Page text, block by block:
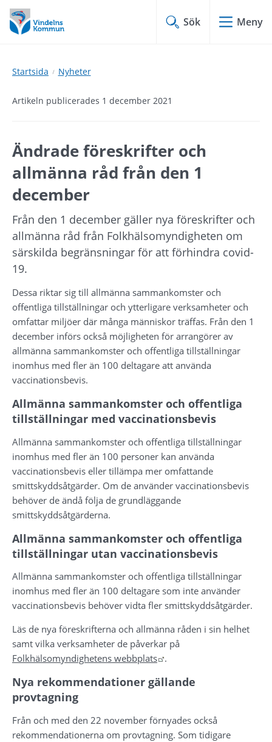
Hoppa
till
innehåll
Hoppa
till
undermeny
Sök Meny
Startsida Nyheter
Artikeln publicerades 1 december 2021
Ändrade föreskrifter och
allmänna råd från den 1
december
Från den 1 december gäller nya föreskrifter och
allmänna råd från Folkhälsomyndigheten om
särskilda begränsningar för att förhindra covid-
19.
Dessa riktar sig till allmänna sammankomster och
offentliga tillställningar och ytterligare verksamheter och
omfattar miljöer där många människor träffas. Från den 1
december införs också möjligheten för arrangörer av
allmänna sammankomster och offentliga tillställningar
inomhus med fler än 100 deltagare att använda
vaccinationsbevis.
Allmänna sammankomster och offentliga
tillställningar med vaccinationsbevis
Allmänna sammankomster och offentliga tillställningar
inomhus med fler än 100 personer kan använda
vaccinationsbevis eller tillämpa mer omfattande
smittskyddsåtgärder. Om de använder vaccinationsbevis
behöver de ändå följa de grundläggande
smittskyddsåtgärderna.
Allmänna sammankomster och offentliga
tillställningar utan vaccinationsbevis
Allmänna sammankomster och offentliga tillställningar
inomhus med fler än 100 deltagare som inte använder
vaccinationsbevis behöver vidta fler smittskyddsåtgärder.
Läs de nya föreskrifterna och allmänna råden i sin helhet
Folkhälsomyndighetens webbplats
Länk till annan
.
Nya rekommendationer gällande
provtagning
Från och med den 22 november förnyades också
rekommendationerna om provtagning. Som tidigare